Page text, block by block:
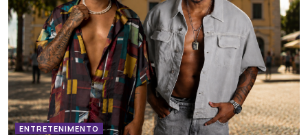
ENTRETENIMENTO